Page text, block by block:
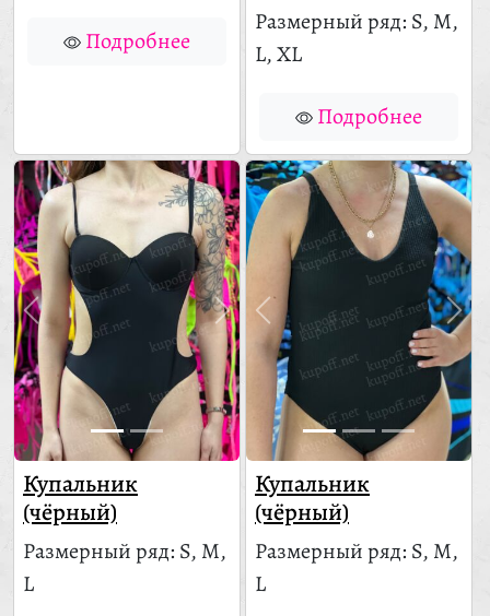
Подробнее
Размерный ряд: S, M,
L, XL
Подробнее
Купальник
(чёрный)
Размерный ряд: S, M,
L
Купальник
(чёрный)
Размерный ряд: S, M,
L